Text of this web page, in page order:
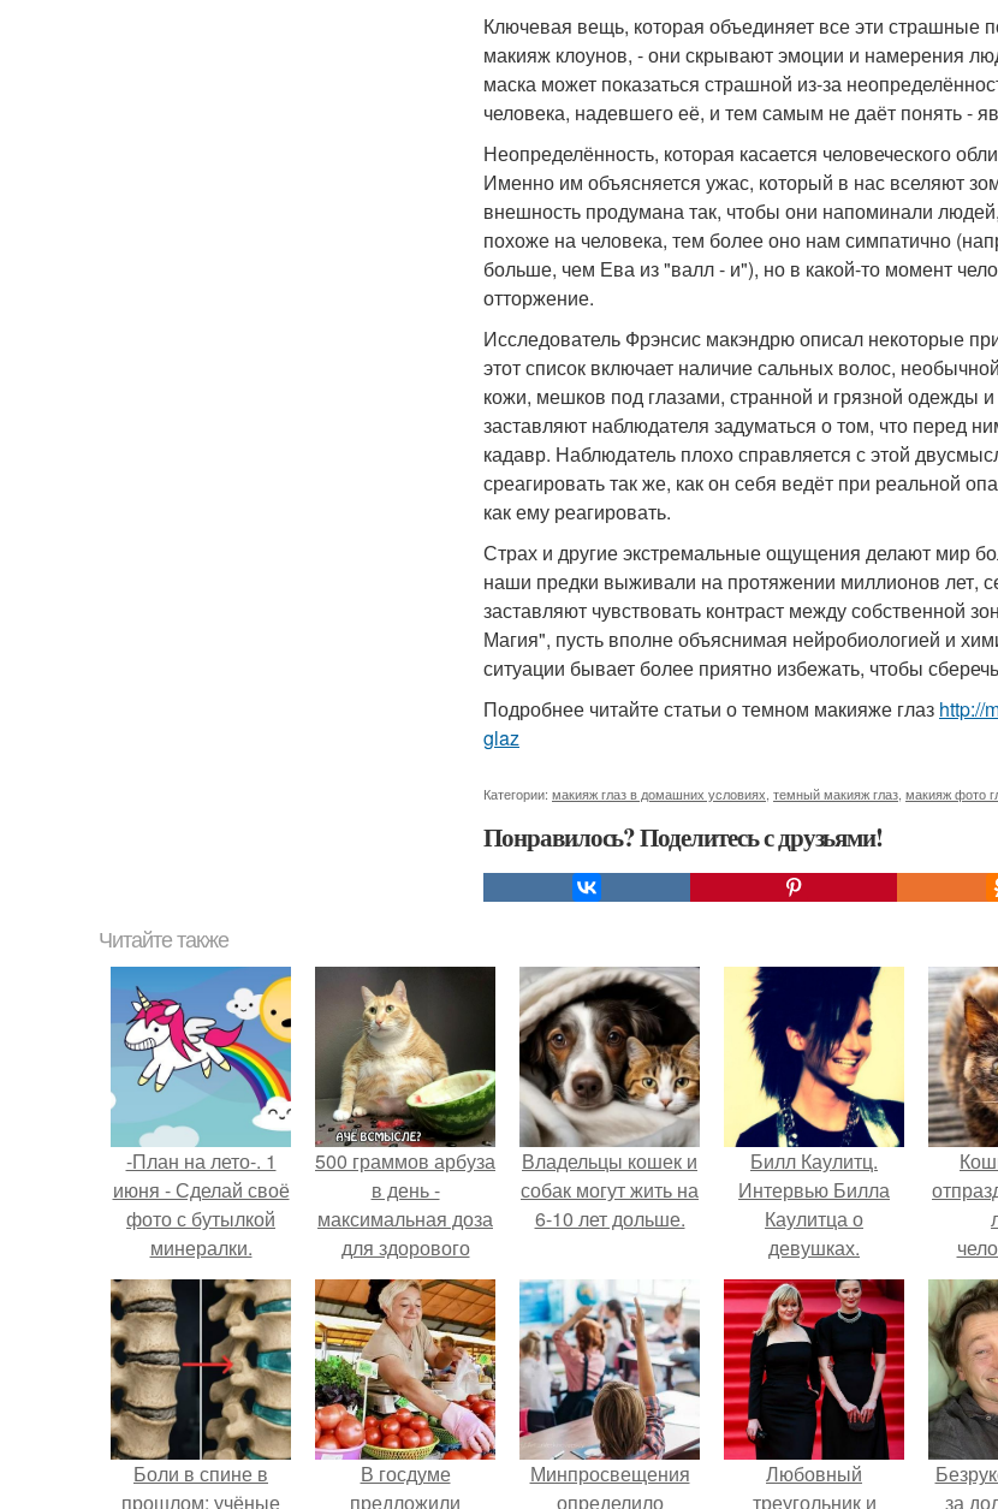
Ключевая вещь, которая объединяет все эти страшные
макияж клоунов, - они скрывают эмоции и намерения
маска может показаться страшной из-за
человека, надевшего её, и тем самым не даёт понять -
Неопределённость, которая касается человеческого
Именно им объясняется ужас, который в нас вселяют
внешность продумана так, чтобы они напоминали
похоже на человека, тем более оно нам симпатично
больше, чем Ева из "валл - и"), но в какой-то момент
отторжение.
Исследователь Фрэнсис макэндрю описал некоторые
этот список включает наличие сальных волос,
кожи, мешков под глазами, странной и грязной одежды
заставляют наблюдателя задуматься о том, что перед
кадавр. Наблюдатель плохо справляется с этой
среагировать так же, как он себя ведёт при реальной
как ему реагировать.
Страх и другие экстремальные ощущения делают мир
наши предки выживали на протяжении миллионов лет,
заставляют чувствовать контраст между собственной
Магия", пусть вполне объяснимая нейробиологией и
ситуации бывает более приятно избежать, чтобы
Подробнее читайте статьи о темном макияже глаз http://
glaz
Категории: макияж глаз в домашних условиях темный макияж глаз макияж фото
Понравилось? Поделитесь с друзьями!
Читайте также
-План на лето-. 1
июня - Сделай своё
фото с бутылкой
минералки.
500 граммов арбуза
в день -
максимальная доза
для здорового
взрослого,
предупредили
врачи.
Владельцы кошек и
собак могут жить на
6-10 лет дольше.
Билл Каулитц.
Интервью Билла
Каулитца о
девушках.
Боли в спине в
прошлом: учёные
В госдуме
предложили
Минпросвещения
определило
Любовный
треугольник и
за